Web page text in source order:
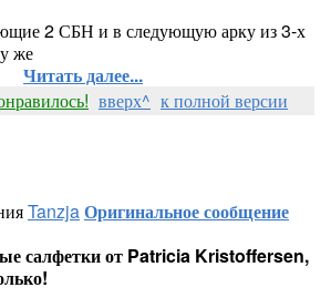
2 СБН и в следующую арку из 3-х
же
Читать далее...
вверх^ к полной версии
TanzjaОригинальное сообщение
салфетки от Patricia Kristoffersen,